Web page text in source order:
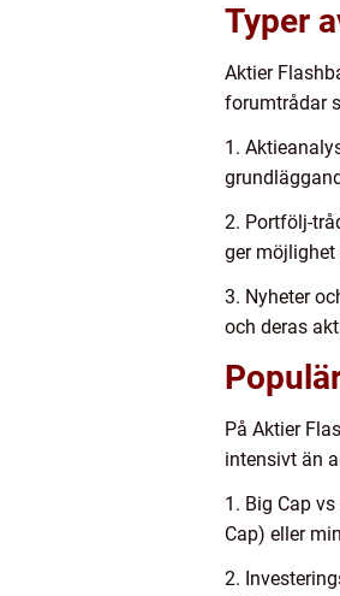
Typer
Aktier
forumtrådar
1.
2. Portfölj-
ger
3. Nyheter
och deras
På Aktier
intensivt än
1. Big Cap
Cap) eller
2.